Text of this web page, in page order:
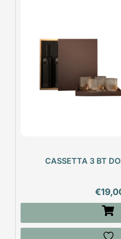
CASSETTA 3 BT
€